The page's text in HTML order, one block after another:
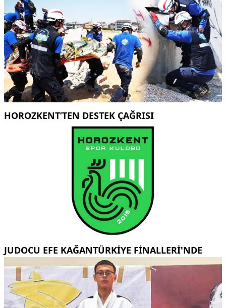
HOROZKENT’TEN DESTEK ÇAĞRISI
JUDOCU EFE KAĞANTÜRKİYE FİNALLERİ'NDE